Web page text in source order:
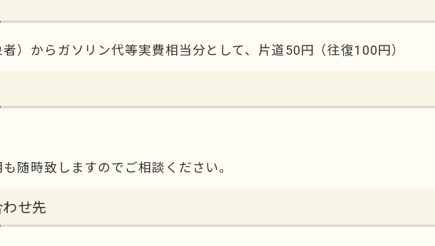
）からガソリン代等実費相当分として、片道50円（往復100円）
随時致しますのでご相談ください。
せ先